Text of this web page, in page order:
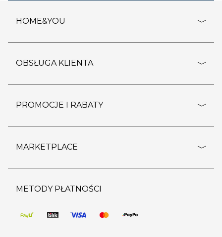
HOME&YOU
o firmie
polityka prywatności
kontakt
OBSŁUGA KLIENTA
dostawy i płatność
wypis z subskrypcji
regulamin sklepu
pozostałe regulaminy
PROMOCJE I RABATY
outlet
regulaminy promocji
MARKETPLACE
strefa marek
pomoc dla sprzedawców
METODY PŁATNOŚCI